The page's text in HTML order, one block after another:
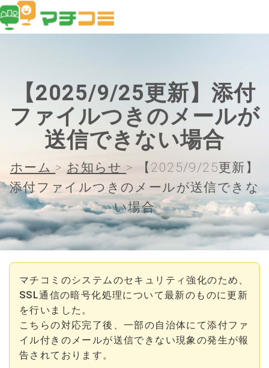
【2025/9/25更新】添付
ファイルつきのメールが
送信できない場合
ホーム > お知らせ >
【2025/9/25更新】
添付ファイルつきのメールが送信できな
い場合
マチコミのシステムのセキュリティ強化のため、
SSL通信の暗号化処理について最新のものに更新
を行いました。
こちらの対応完了後、一部の自治体にて添付ファ
イル付きのメールが送信できない現象の発生が報
告されております。